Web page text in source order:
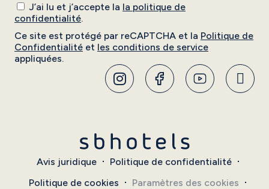
J’ai lu et j’accepte la la politique de
confidentialité.
Ce site est protégé par reCAPTCHA et la Politique de
Confidentialité et les conditions de service
appliquées.
Avis juridique
Politique de confidentialité
Politique de cookies
Paramètres des cookies